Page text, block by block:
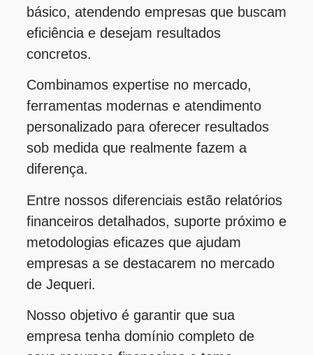
básico, atendendo empresas que buscam
eficiência e desejam resultados
concretos.
Combinamos expertise no mercado,
ferramentas modernas e atendimento
personalizado para oferecer resultados
sob medida que realmente fazem a
diferença.
Entre nossos diferenciais estão relatórios
financeiros detalhados, suporte próximo e
metodologias eficazes que ajudam
empresas a se destacarem no mercado
de Jequeri.
Nosso objetivo é garantir que sua
empresa tenha domínio completo de